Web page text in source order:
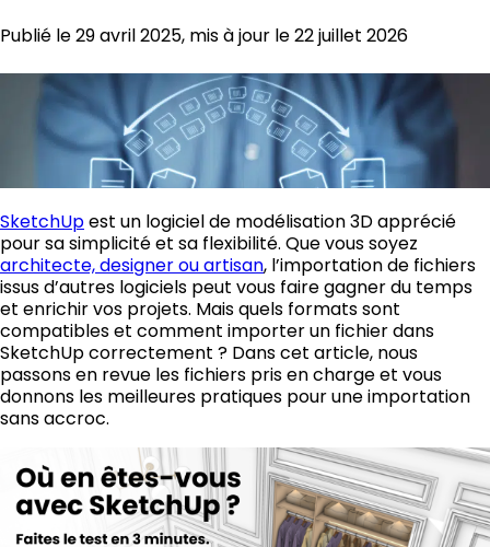
Publié le 29 avril 2025, mis à jour le 22 juillet 2026
SketchUpest un logiciel de modélisation 3D apprécié
pour sa simplicité et sa flexibilité. Que vous soyez
architecte, designer ou artisan, l’importation de fichiers
issus d’autres logiciels peut vous faire gagner du temps
et enrichir vos projets. Mais quels formats sont
compatibles et comment importer un fichier dans
SketchUp correctement ? Dans cet article, nous
passons en revue les fichiers pris en charge et vous
donnons les meilleures pratiques pour une importation
sans accroc.